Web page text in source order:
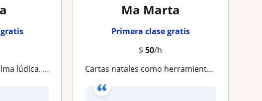
juntxs ¿Te sumás?
Ma Marta
Primera clase gratis
$50/h
Cartas natales como herramientas válidas de orientación en terapia